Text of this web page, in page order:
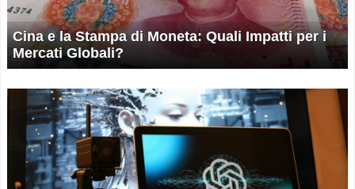
Cina e la Stampa di Moneta: Quali Impatti per i
Mercati Globali?